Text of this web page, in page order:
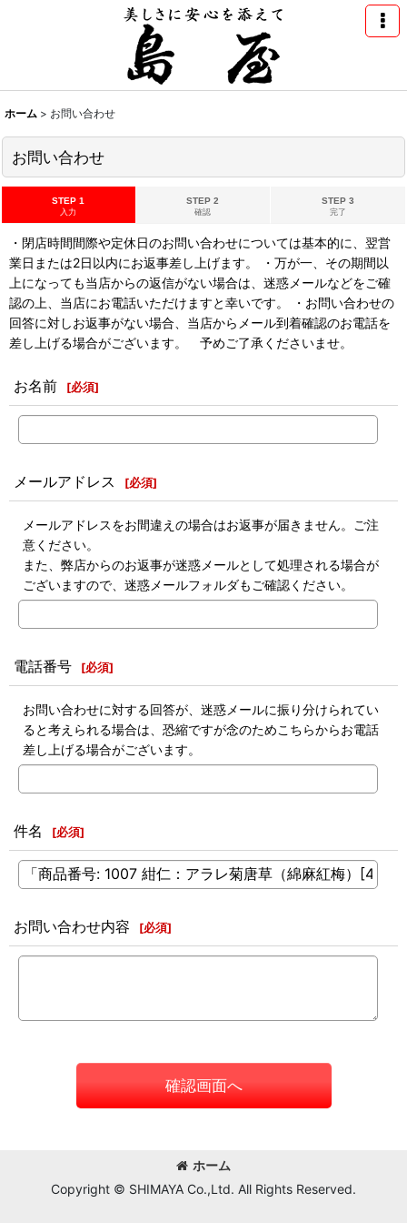
ホーム > お問い合わせ
お問い合わせ
STEP 1
入力
STEP 2
確認
STEP 3
完了
・閉店時間間際や定休日のお問い合わせについては基本的に、翌営
業日または2日以内にお返事差し上げます。 ・万が一、その期間以
上になっても当店からの返信がない場合は、迷惑メールなどをご確
認の上、当店にお電話いただけますと幸いです。 ・お問い合わせの
回答に対しお返事がない場合、当店からメール到着確認のお電話を
差し上げる場合がございます。 予めご了承くださいませ。
お名前 [必須]
メールアドレス [必須]
メールアドレスをお間違えの場合はお返事が届きません。ご注
意ください。
また、弊店からのお返事が迷惑メールとして処理される場合が
ございますので、迷惑メールフォルダもご確認ください。
電話番号 [必須]
お問い合わせに対する回答が、迷惑メールに振り分けられてい
ると考えられる場合は、恐縮ですが念のためこちらからお電話
差し上げる場合がございます。
件名 [必須]
お問い合わせ内容 [必須]
確認画面へ
ホーム
Copyright © SHIMAYA Co.,Ltd. All Rights Reserved.